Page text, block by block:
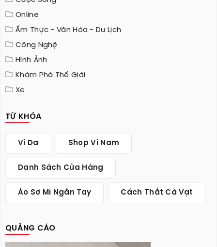
Online
Ẩm Thực - Văn Hóa - Du Lịch
Công Nghệ
Hình Ảnh
Khám Phá Thế Giới
Xe
TỪ KHÓA
Ví Da Shop Ví Nam
Danh Sách Cửa Hàng
Áo Sơ Mi Ngắn Tay Cách Thắt Cà Vạt
QUẢNG CÁO